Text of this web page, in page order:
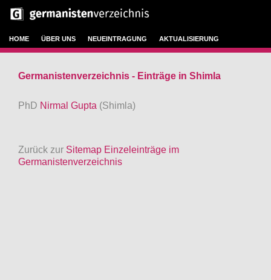
HOME ÜBER UNS NEUEINTRAGUNG AKTUALISIERUNG
Germanistenverzeichnis - Einträge in Shimla
PhD Nirmal Gupta (Shimla)
Zurück zur Sitemap Einzeleinträge im
Germanistenverzeichnis